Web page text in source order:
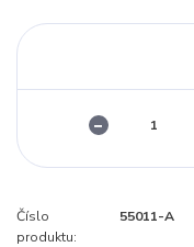
Číslo
produktu:
55011-A